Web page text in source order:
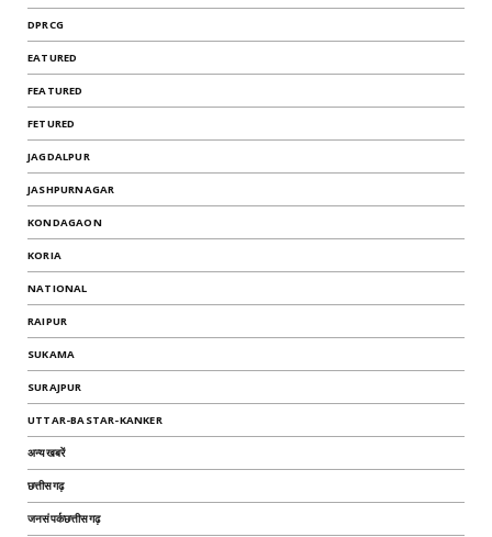
DPRCG
EATURED
FEATURED
FETURED
JAGDALPUR
JASHPURNAGAR
KONDAGAON
KORIA
NATIONAL
RAIPUR
SUKAMA
SURAJPUR
UTTAR-BASTAR-KANKER
अन्यखबरें
छत्तीसगढ़
जनसंपर्कछत्तीसगढ़